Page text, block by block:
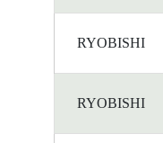
RYOBISHI
RYOBISHI